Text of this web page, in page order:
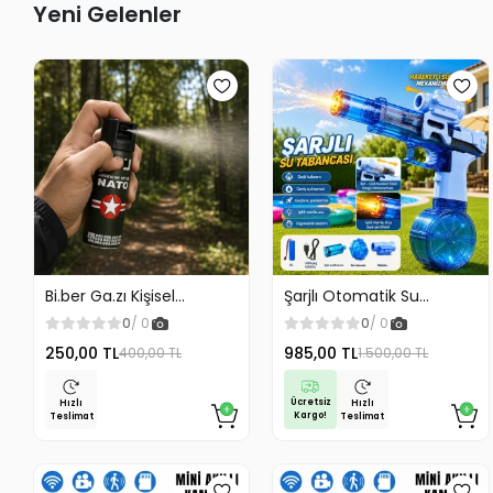
Yeni Gelenler
Bi.ber Ga.zı Kişisel
Koruyucu Ekipman
Savunma İçin
0/ 0
250,00 TL400,00 TL
Hızlı
Teslimat
Şarjlı Otomatik Su
Tabancası Oyuncak
Geniş Hazneli
0/ 0
985,00 TL1.500,00 TL
Ücretsiz
Kargo!
Hızlı
Teslimat